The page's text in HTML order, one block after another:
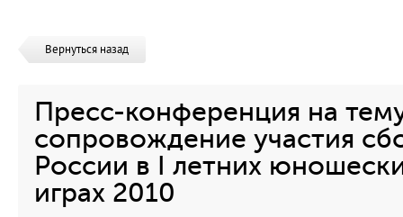
Вернуться назад
Пресс-конференция на
сопровождение участия
России в I летних
играх 2010